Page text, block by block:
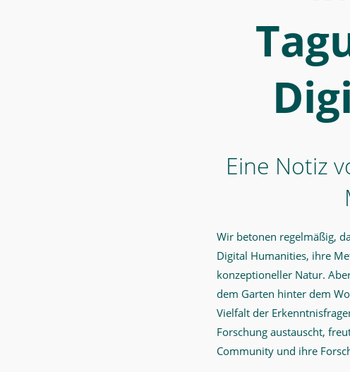
Eine Notiz
Wir betonen regelmäßig,
Digital Humanities, ihre
konzeptioneller Natur.
dem Garten hinter dem
Vielfalt der
Forschung austauscht,
Community und ihre